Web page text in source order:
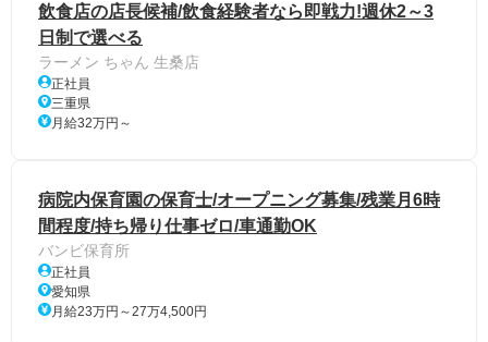
飲食店の店長候補/飲食経験者なら即戦力!週休2～3
日制で選べる
ラーメン ちゃん 生桑店
正社員
三重県
月給32万円～
病院内保育園の保育士/オープニング募集/残業月6時
間程度/持ち帰り仕事ゼロ/車通勤OK
バンビ保育所
正社員
愛知県
月給23万円～27万4,500円